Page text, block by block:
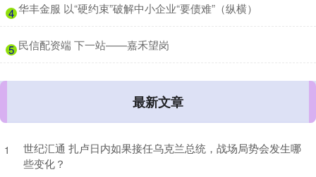
4 ​华丰金服 以“硬约束”破解中小企业“要债难”（纵横）
5 ​民信配资端 下一站——嘉禾望岗
最新文章
1
世纪汇通 扎卢日内如果接任乌克兰总统，战场局势会发生哪
些变化？